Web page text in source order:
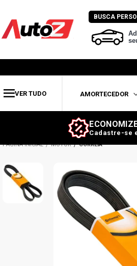
BUSCA
VER TUDO AMORTECEDOR
Cadastre-se
MOTOR CORREIA